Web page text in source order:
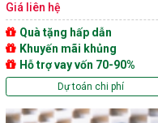
Giá liên hệ
Quà tặng hấp dẫn
Khuyến mãi khủng
Hỗ trợ vay vốn 70-90%
Dự toán chi phí